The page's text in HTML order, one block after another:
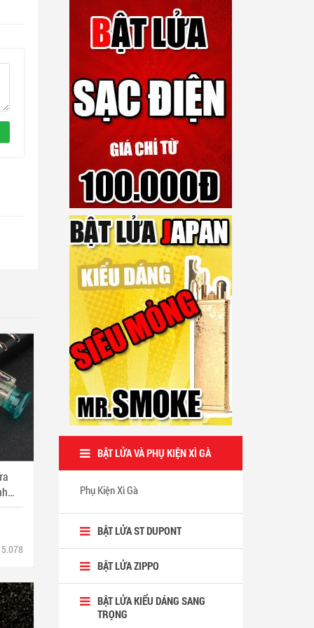
BẬT LỬA VÀ PHỤ KIỆN XÌ GÀ
Phụ Kiện Xì Gà
BẬT LỬA ST DUPONT
BẬT LỬA ZIPPO
BẬT LỬA KIỂU DÁNG SANG
TRỌNG